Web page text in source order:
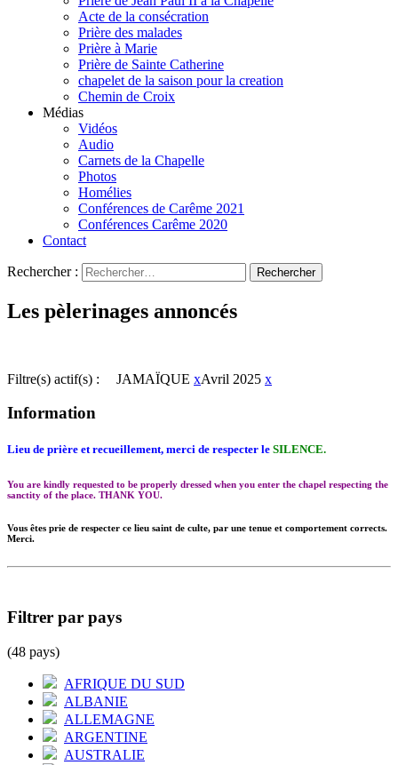
Acte de la consécration
Prière des malades
Prière à Marie
Prière de Sainte Catherine
chapelet de la saison pour la creation
Chemin de Croix
Médias
Vidéos
Audio
Carnets de la Chapelle
Photos
Homélies
Conférences de Carême 2021
Conférences Carême 2020
Contact
Rechercher :
Les pèlerinages annoncés
Filtre(s) actif(s) : JAMAÏQUE xAvril 2025 x
Information
Lieu de prière et recueillement, merci de respecter le SILENCE.
You are kindly requested to be properly dressed when you enter the chapel respecting the
sanctity of the place. THANK YOU.
Vous êtes prie de respecter ce lieu saint de culte, par une tenue et comportement corrects.
Merci.
Filtrer par pays
(48 pays)
AFRIQUE DU SUD
ALBANIE
ALLEMAGNE
ARGENTINE
AUSTRALIE